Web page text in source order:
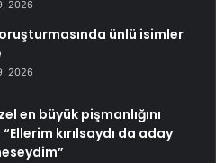
2026
ünlü isimler
2026
en büyük pişmanlığını
“Ellerim kırılsaydı da aday